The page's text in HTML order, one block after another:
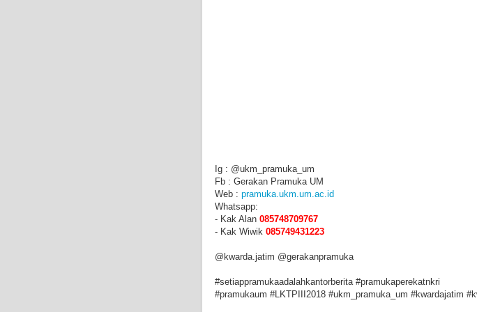
Ig : @ukm_pramuka_um
Fb : Gerakan Pramuka UM
Web : pramuka.ukm.um.ac.id
Whatsapp:
- Kak Alan 085748709767
- Kak Wiwik 085749431223
@kwarda.jatim @gerakanpramuka
#setiappramukaadalahkantorberita #pramukaperekatnkri
#pramukaum #LKTPIII2018 #ukm_pramuka_um #kwardajatim